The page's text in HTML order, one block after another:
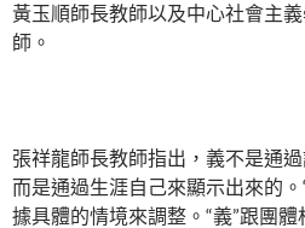
黃玉順師長教師以及中心社會主
師。
張祥龍師長教師指出，義不是通
而是通過生涯自己來顯示出來的
據具體的情境來調整。“義”跟團